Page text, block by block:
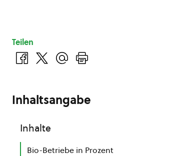
Teilen
Inhaltsangabe
Inhalte
Bio-Betriebe in Prozent